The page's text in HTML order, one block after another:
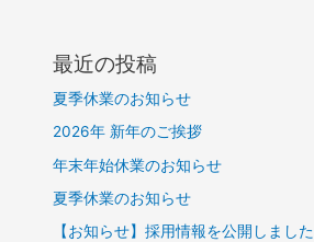
最近の投稿
夏季休業のお知らせ
2026年 新年のご挨拶
年末年始休業のお知らせ
夏季休業のお知らせ
【お知らせ】採用情報を公開しました